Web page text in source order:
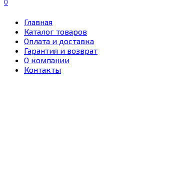
0
Главная
Каталог товаров
Оплата и доставка
Гарантия и возврат
О компании
Контакты